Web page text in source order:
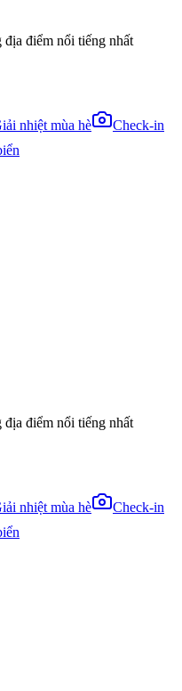
điểm nổi tiếng nhất
nhiệt mùa hè
Check-in
điểm nổi tiếng nhất
nhiệt mùa hè
Check-in